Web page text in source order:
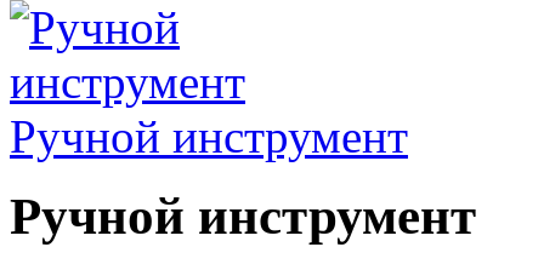
Ручной инструмент
Ручной инструмент